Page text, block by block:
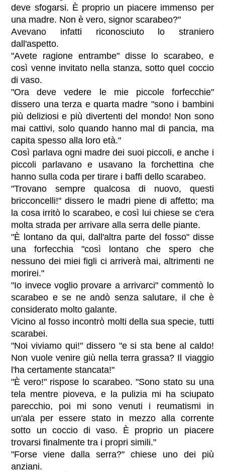
deve sfogarsi. È proprio un piacere immenso per
una madre. Non è vero, signor scarabeo?"
Avevano infatti riconosciuto lo straniero
dall'aspetto.
"Avete ragione entrambe" disse lo scarabeo, e
così venne invitato nella stanza, sotto quel coccio
di vaso.
"Ora deve vedere le mie piccole forfecchie"
dissero una terza e quarta madre "sono i bambini
più deliziosi e più divertenti del mondo! Non sono
mai cattivi, solo quando hanno mal di pancia, ma
capita spesso alla loro età."
Così parlava ogni madre dei suoi piccoli, e anche i
piccoli parlavano e usavano la forchettina che
hanno sulla coda per tirare i baffi dello scarabeo.
"Trovano sempre qualcosa di nuovo, questi
bricconcelli!" dissero le madri piene di affetto; ma
la cosa irritò lo scarabeo, e così lui chiese se c'era
molta strada per arrivare alla serra delle piante.
"È lontano da qui, dall'altra parte del fosso" disse
una forfecchia "così lontano che spero che
nessuno dei miei figli ci arriverà mai, altrimenti ne
morirei."
"Io invece voglio provare a arrivarci" commentò lo
scarabeo e se ne andò senza salutare, il che è
considerato molto galante.
Vicino al fosso incontrò molti della sua specie, tutti
scarabei.
"Noi viviamo qui!" dissero "e si sta bene al caldo!
Non vuole venire giù nella terra grassa? Il viaggio
l'ha certamente stancata!"
"È vero!" rispose lo scarabeo. "Sono stato su una
tela mentre pioveva, e la pulizia mi ha sciupato
parecchio, poi mi sono venuti i reumatismi in
un'ala per essere stato in mezzo alla corrente
sotto un coccio di vaso. È proprio un piacere
trovarsi finalmente tra i propri simili."
"Forse viene dalla serra?" chiese uno dei più
anziani.